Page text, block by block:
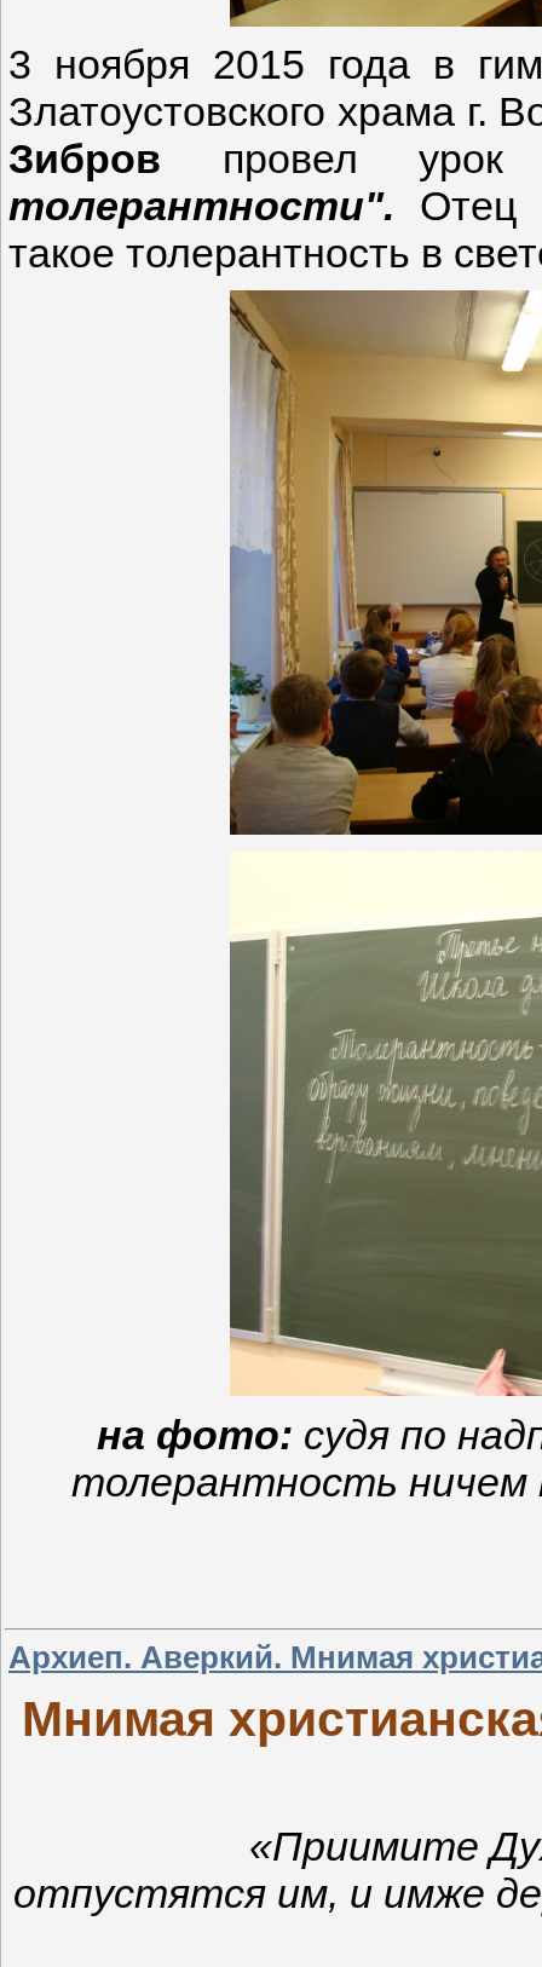
3 ноября 2015 года в
Златоустовского храма г.
Зибров провел
толерантности". Отец
такое толерантность в
на фото: судя по
толерантность ничем
Архиеп. Аверкий. Мнимая
Мнимая
«Приимите
отпустятся им, и имже